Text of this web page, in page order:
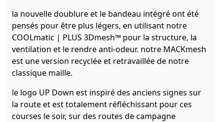
la nouvelle doublure et le bandeau intégré ont été
pensés pour être plus légers, en utilisant notre
COOLmatic | PLUS 3Dmesh™ pour la structure, la
ventilation et le rendre anti-odeur. notre MACKmesh
est une version recyclée et retravaillée de notre
classique maille.
le logo UP Down est inspiré des anciens signes sur
la route et est totalement réfléchissant pour ces
courses le soir, sur des routes de campagne